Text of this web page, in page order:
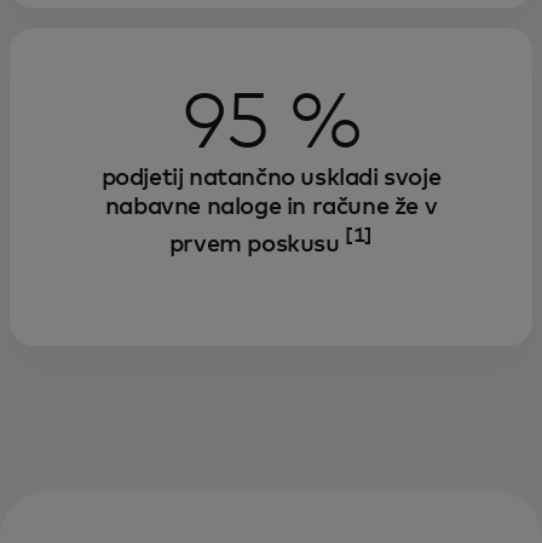
95 %
podjetij natančno uskladi svoje
nabavne naloge in račune že v
prvem poskusu [1]